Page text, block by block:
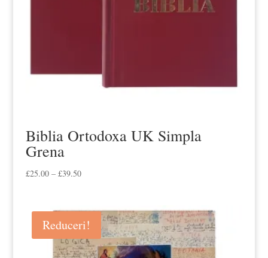
Biblia Ortodoxa UK Simpla
Grena
£25.00 – £39.50Interval
£25.00
până
la
£39.50
Reduceri!